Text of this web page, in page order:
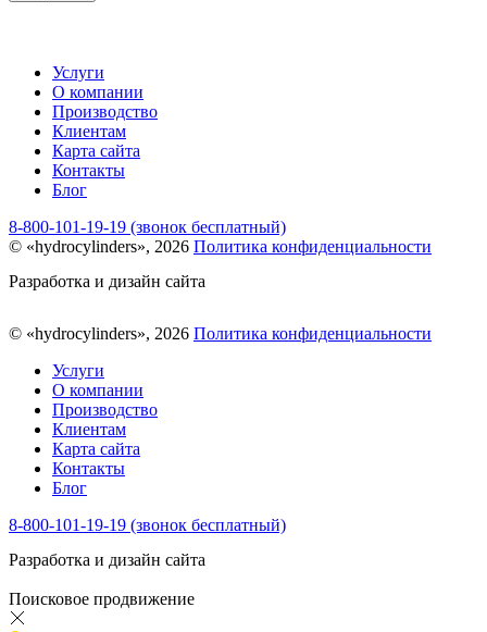
Услуги
О компании
Производство
Клиентам
Карта сайта
Контакты
Блог
8-800-101-19-19 (звонок бесплатный)
© «hydrocylinders», 2026 Политика конфиденциальности
Разработка и дизайн сайта
© «hydrocylinders», 2026 Политика конфиденциальности
Услуги
О компании
Производство
Клиентам
Карта сайта
Контакты
Блог
8-800-101-19-19 (звонок бесплатный)
Разработка и дизайн сайта
Поисковое продвижение